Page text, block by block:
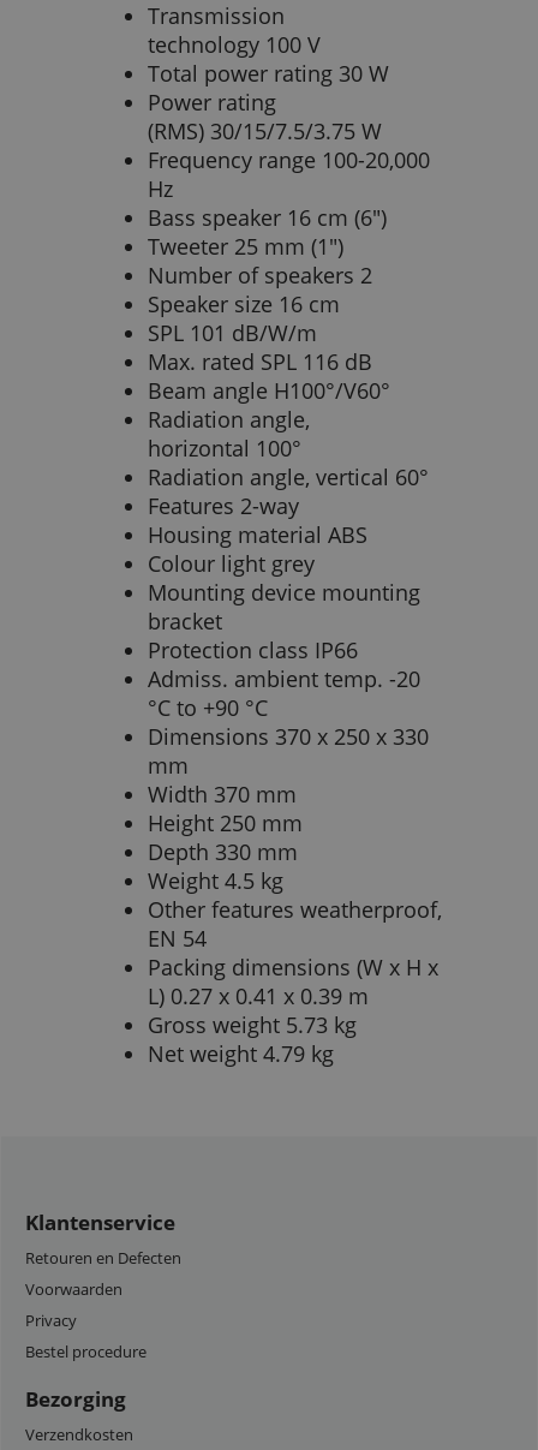
Transmission
technology 100 V
Total power rating 30 W
Power rating
(RMS) 30/15/7.5/3.75 W
Frequency range 100-20,000
Hz
Bass speaker 16 cm (6")
Tweeter 25 mm (1")
Number of speakers 2
Speaker size 16 cm
SPL 101 dB/W/m
Max. rated SPL 116 dB
Beam angle H100°/V60°
Radiation angle,
horizontal 100°
Radiation angle, vertical 60°
Features 2-way
Housing material ABS
Colour light grey
Mounting device mounting
bracket
Protection class IP66
Admiss. ambient temp. -20
°C to +90 °C
Dimensions 370 x 250 x 330
mm
Width 370 mm
Height 250 mm
Depth 330 mm
Weight 4.5 kg
Other features weatherproof,
EN 54
Packing dimensions (W x H x
L) 0.27 x 0.41 x 0.39 m
Gross weight 5.73 kg
Net weight 4.79 kg
Klantenservice
Retouren en Defecten
Voorwaarden
Privacy
Bestel procedure
Bezorging
Verzendkosten